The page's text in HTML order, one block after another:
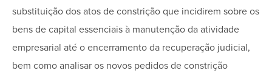
substituição dos atos de constrição que incidirem sobre os
bens de capital essenciais à manutenção da atividade
empresarial até o encerramento da recuperação judicial,
bem como analisar os novos pedidos de constrição